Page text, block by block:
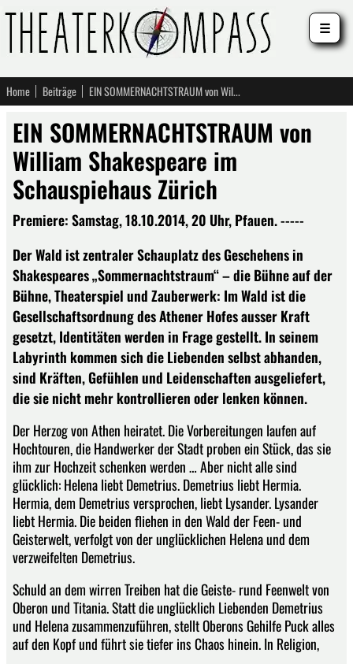
Home Beiträge EIN SOMMERNACHTSTRAUM von William Shakespeare im Schauspiehaus Zürich
EIN SOMMERNACHTSTRAUM von
William Shakespeare im
Schauspiehaus Zürich
Premiere: Samstag, 18.10.2014, 20 Uhr, Pfauen. -----
Der Wald ist zentraler Schauplatz des Geschehens in
Shakespeares „Sommernachtstraum“ – die Bühne auf der
Bühne, Theaterspiel und Zauberwerk: Im Wald ist die
Gesellschaftsordnung des Athener Hofes ausser Kraft
gesetzt, Identitäten werden in Frage gestellt. In seinem
Labyrinth kommen sich die Liebenden selbst abhanden,
sind Kräften, Gefühlen und Leidenschaften ausgeliefert,
die sie nicht mehr kontrollieren oder lenken können.
Der Herzog von Athen heiratet. Die Vorbereitungen laufen auf
Hochtouren, die Handwerker der Stadt proben ein Stück, das sie
ihm zur Hochzeit schenken werden … Aber nicht alle sind
glücklich: Helena liebt Demetrius. Demetrius liebt Hermia.
Hermia, dem Demetrius versprochen, liebt Lysander. Lysander
liebt Hermia. Die beiden fliehen in den Wald der Feen- und
Geisterwelt, verfolgt von der unglücklichen Helena und dem
verzweifelten Demetrius.
Schuld an dem wirren Treiben hat die Geiste- rund Feenwelt von
Oberon und Titania. Statt die unglücklich Liebenden Demetrius
und Helena zusammenzuführen, stellt Oberons Gehilfe Puck alles
auf den Kopf und führt sie tiefer ins Chaos hinein. In Religion,
☰